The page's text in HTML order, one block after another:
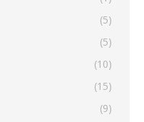
(5)
(5)
(10)
(15)
(9)